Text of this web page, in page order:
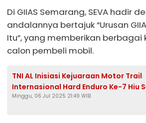
Di GIIAS Semarang, SEVA hadir
andalannya bertajuk “Urusan
Itu”, yang memberikan
calon pembeli mobil.
TNI AL Inisiasi Kejuaraan Motor Trail
Internasional Hard Enduro Ke-7 Hiu
Minggu, 06 Jul 2025 21:49 WIB